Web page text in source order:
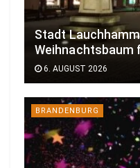
Stadt
Weihnachtsbaum
6. AUGUST 2026
BRANDENBURG